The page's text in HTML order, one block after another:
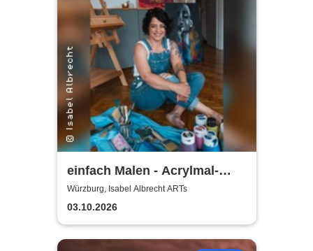
einfach Malen - Acrylmal-
Workshop | Isabel Albrecht
ARTs
Würzburg, Isabel Albrecht ARTs
03.10.2026